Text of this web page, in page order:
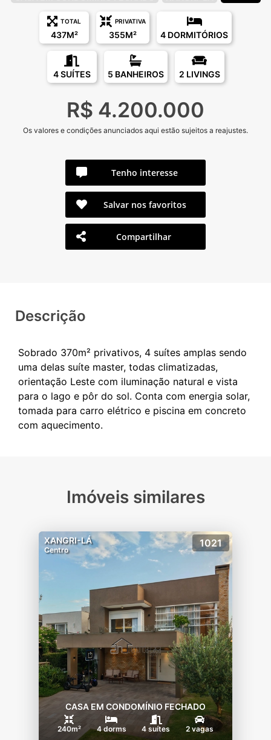
TOTAL
437M²
PRIVATIVA
355M² 4 DORMITÓRIOS
4 SUÍTES 5 BANHEIROS 2 LIVINGS
R$ 4.200.000
Os valores e condições anunciados aqui estão sujeitos a reajustes.
Tenho interesse
Salvar nos favoritos
Compartilhar
Descrição
Sobrado 370m² privativos, 4 suítes amplas sendo
uma delas suíte master, todas climatizadas,
orientação Leste com iluminação natural e vista
para o lago e pôr do sol. Conta com energia solar,
tomada para carro elétrico e piscina em concreto
Imóveis similares
XANGRI-LÁ
Centro
1021
CASA EM CONDOMÍNIO FECHADO
240m² 4 dorms 4 suítes 2 vagas